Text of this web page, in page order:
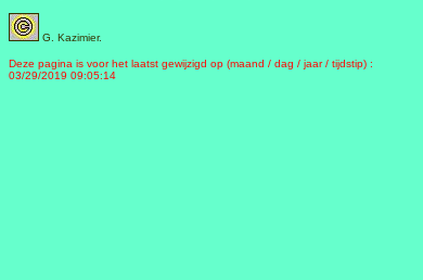
G. Kazimier.
Deze pagina is voor het laatst gewijzigd op (maand / dag / jaar / tijdstip) :
03/29/2019 09:05:14